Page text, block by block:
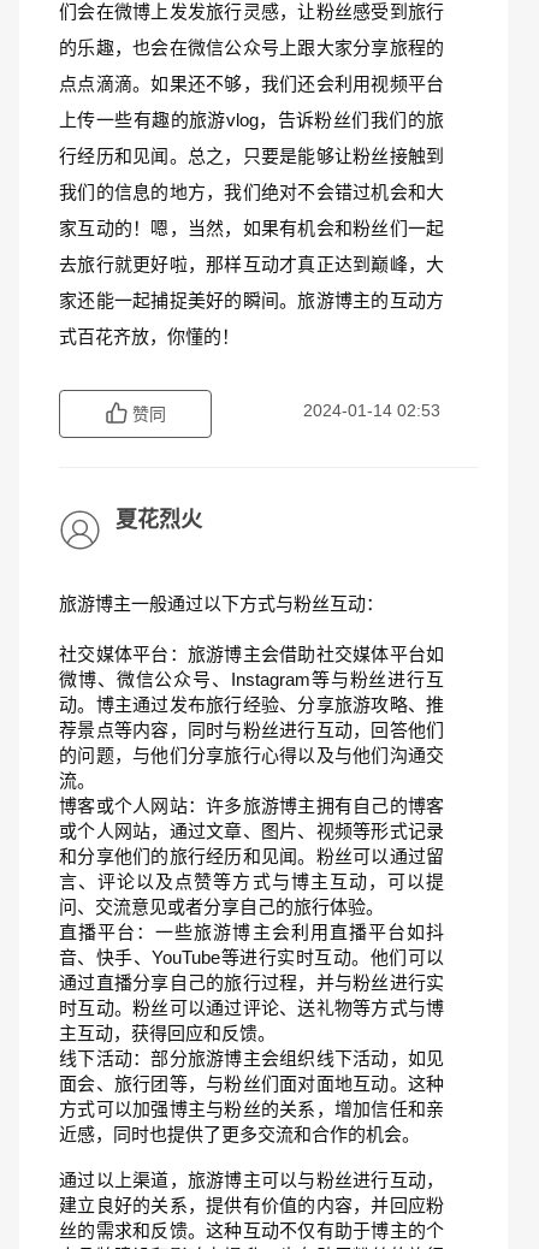
们会在微博上发发旅行灵感，让粉丝感受到旅行
的乐趣，也会在微信公众号上跟大家分享旅程的
点点滴滴。如果还不够，我们还会利用视频平台
上传一些有趣的旅游vlog，告诉粉丝们我们的旅
行经历和见闻。总之，只要是能够让粉丝接触到
我们的信息的地方，我们绝对不会错过机会和大
家互动的！嗯，当然，如果有机会和粉丝们一起
去旅行就更好啦，那样互动才真正达到巅峰，大
家还能一起捕捉美好的瞬间。旅游博主的互动方
式百花齐放，你懂的！
赞同 2024-01-14 02:53
夏花烈火
旅游博主一般通过以下方式与粉丝互动：
社交媒体平台：旅游博主会借助社交媒体平台如
微博、微信公众号、Instagram等与粉丝进行互
动。博主通过发布旅行经验、分享旅游攻略、推
荐景点等内容，同时与粉丝进行互动，回答他们
的问题，与他们分享旅行心得以及与他们沟通交
流。
博客或个人网站：许多旅游博主拥有自己的博客
或个人网站，通过文章、图片、视频等形式记录
和分享他们的旅行经历和见闻。粉丝可以通过留
言、评论以及点赞等方式与博主互动，可以提
问、交流意见或者分享自己的旅行体验。
直播平台：一些旅游博主会利用直播平台如抖
音、快手、YouTube等进行实时互动。他们可以
通过直播分享自己的旅行过程，并与粉丝进行实
时互动。粉丝可以通过评论、送礼物等方式与博
主互动，获得回应和反馈。
线下活动：部分旅游博主会组织线下活动，如见
面会、旅行团等，与粉丝们面对面地互动。这种
方式可以加强博主与粉丝的关系，增加信任和亲
近感，同时也提供了更多交流和合作的机会。
通过以上渠道，旅游博主可以与粉丝进行互动，
建立良好的关系，提供有价值的内容，并回应粉
丝的需求和反馈。这种互动不仅有助于博主的个